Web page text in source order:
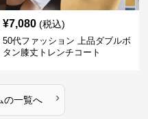
¥7,080 (税込)
50代ファッション 上品ダブルボ
タン膝丈トレンチコート
の一覧へ ›